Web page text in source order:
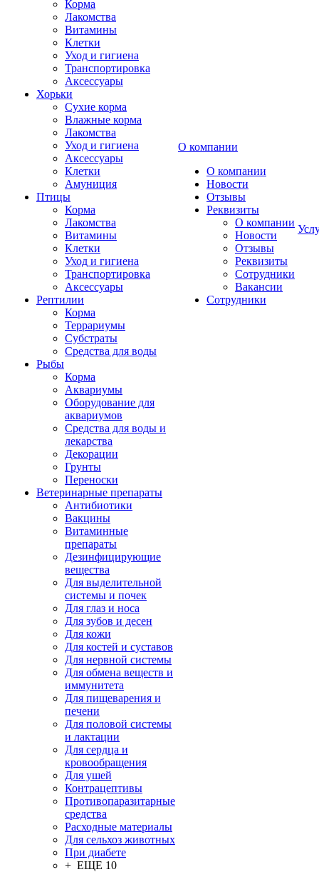
Корма
Лакомства
Витамины
Клетки
Уход и гигиена
Транспортировка
Аксессуары
Хорьки
Сухие корма
Влажные корма
Лакомства
Уход и гигиена
Аксессуары
Клетки
Амуниция
Птицы
Корма
Лакомства
Витамины
Клетки
Уход и гигиена
Транспортировка
Аксессуары
Рептилии
Корма
Террариумы
Субстраты
Средства для воды
Рыбы
Корма
Аквариумы
Оборудование для
аквариумов
Средства для воды и
лекарства
Декорации
Грунты
Переноски
Ветеринарные препараты
Антибиотики
Вакцины
Витаминные
препараты
Дезинфицирующие
вещества
Для выделительной
системы и почек
Для глаз и носа
Для зубов и десен
Для кожи
Для костей и суставов
Для нервной системы
Для обмена веществ и
иммунитета
Для пищеварения и
печени
Для половой системы
и лактации
Для сердца и
кровообращения
Для ушей
Контрацептивы
Противопаразитарные
средства
Расходные материалы
Для сельхоз животных
При диабете
+ ЕЩЕ 10
О компании
О компании
Новости
Отзывы
Реквизиты
О компании
Новости
Отзывы
Реквизиты
Сотрудники
Вакансии
Сотрудники